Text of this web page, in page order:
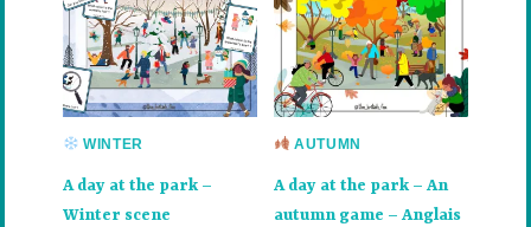
WINTER
A day at the park –
Winter scene
AUTUMN
A day at the park – An
autumn game – Anglais